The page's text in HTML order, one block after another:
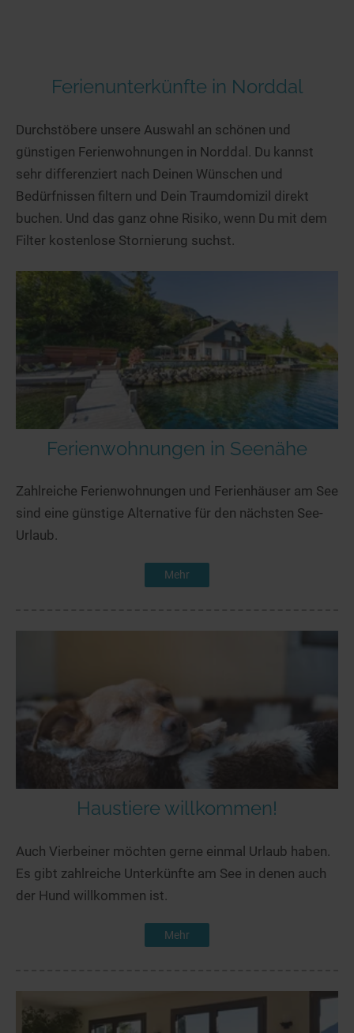
Ferienunterkünfte in Norddal
Durchstöbere unsere Auswahl an schönen und
günstigen Ferienwohnungen in Norddal. Du kannst
sehr differenziert nach Deinen Wünschen und
Bedürfnissen filtern und Dein Traumdomizil direkt
buchen. Und das ganz ohne Risiko, wenn Du mit dem
Filter kostenlose Stornierung suchst.
Ferienwohnungen in Seenähe
Zahlreiche Ferienwohnungen und Ferienhäuser am See
sind eine günstige Alternative für den nächsten See-
Urlaub.
Mehr
Haustiere willkommen!
Auch Vierbeiner möchten gerne einmal Urlaub haben.
Es gibt zahlreiche Unterkünfte am See in denen auch
der Hund willkommen ist.
Mehr